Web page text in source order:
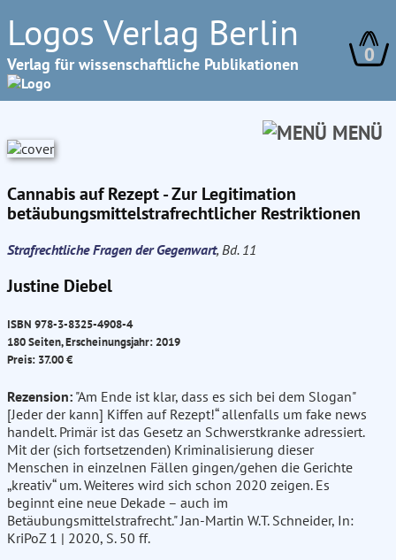
Logos Verlag Berlin
Verlag für wissenschaftliche Publikationen 0
MENÜ
Cannabis auf Rezept - Zur Legitimation
betäubungsmittelstrafrechtlicher Restriktionen
Strafrechtliche Fragen der Gegenwart, Bd. 11
Justine Diebel
ISBN 978-3-8325-4908-4
180 Seiten, Erscheinungsjahr: 2019
Preis: 37.00 €
Rezension: "Am Ende ist klar, dass es sich bei dem Slogan"
[Jeder der kann] Kiffen auf Rezept!“ allenfalls um fake news
handelt. Primär ist das Gesetz an Schwerstkranke adressiert.
Mit der (sich fortsetzenden) Kriminalisierung dieser
Menschen in einzelnen Fällen gingen/gehen die Gerichte
„kreativ“ um. Weiteres wird sich schon 2020 zeigen. Es
beginnt eine neue Dekade – auch im
Betäubungsmittelstrafrecht." Jan-Martin W.T. Schneider, In:
KriPoZ 1 | 2020, S. 50 ff.